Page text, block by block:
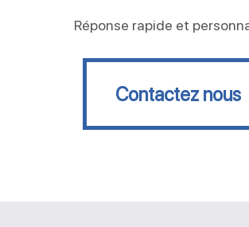
Réponse rapide et
Contactez nous
Contactez nous